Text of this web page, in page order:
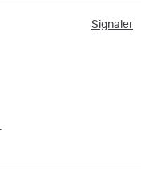
Signaler